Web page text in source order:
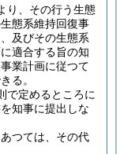
り、その行う生態
態系維持回復事
及びその生態系
適合する旨の知
業計画に従つて
る。
で定めるところに
知事に提出しな
つては、その代